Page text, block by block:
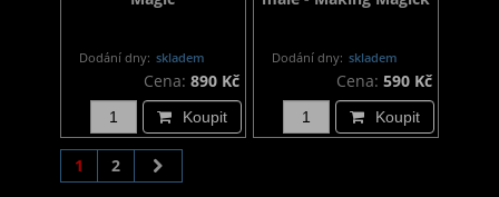
Dodání dny: skladem
Cena: 890 Kč
Koupit
Dodání dny: skladem
Cena: 590 Kč
Koupit
1 2